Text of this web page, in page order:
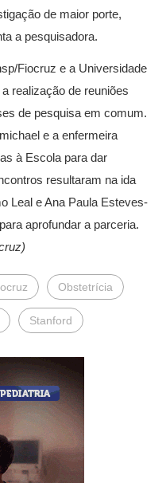
de maior porte,
a pesquisadora.
Fiocruz e a Universidade
realização de reuniões
de pesquisa em comum.
e a enfermeira
à Escola para dar
resultaram na ida
Leal e Ana Paula Esteves-
aprofundar a parceria.
Obstetrícia
Stanford